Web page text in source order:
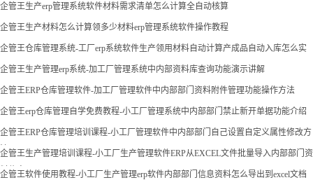
企管王生产erp管理系统软件材料需求清单怎么计算全自动核算
企管王生产材料怎么计算领多少材料erp管理系统软件操作教程
企管王仓库管理系统-工厂erp系统软件生产领用材料自动计算产成品自动入库怎么实
现
企管王生产管理erp系统-加工厂管理系统中内部资料库查询功能演示讲解
企管王ERP仓库管理软件-加工厂管理软件中内部部门资料附件管理功能操作方法
企管王erp仓库管理自学免费教程-小工厂管理系统中内部部门禁止新开单据功能介绍
企管王ERP仓库管理培训课程-小工厂管理软件中内部部门自己设置自定义属性修改方
法
企管王生产管理培训课程-小工厂生产管理软件ERP从EXCEL文件批量导入内部部门资
料信息
企管王软件使用教程-小工厂生产管理erp软件内部部门信息资料怎么导出到excel文档